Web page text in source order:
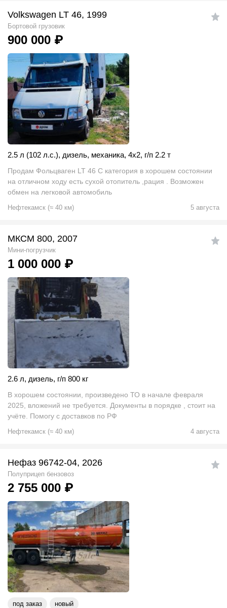
Volkswagen LT 46, 1999
Бортовой грузовик
900 000 ₽
2.5 л (102 л.с.), дизель, механика, 4x2, г/п 2.2 т
Продам Фольцваген LT 46 С категория в хорошем состоянии
на отличном ходу есть сухой отопитель ,рация . Возможен
обмен на легковой автомобиль
Нефтекамск (≈ 40 км) 5 августа
МКСМ 800, 2007
Мини-погрузчик
1 000 000 ₽
2.6 л, дизель, г/п 800 кг
В хорошем состоянии, произведено ТО в начале февраля
2025, вложений не требуется. Документы в порядке , стоит на
учёте. Помогу с доставков по РФ
Нефтекамск (≈ 40 км) 4 августа
Нефаз 96742-04, 2026
Полуприцеп бензовоз
2 755 000 ₽
под заказ новый